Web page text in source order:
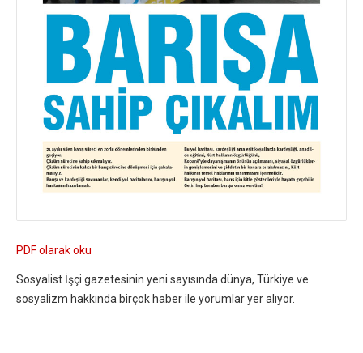
PDF olarak oku
Sosyalist İşçi gazetesinin yeni sayısında dünya, Türkiye ve
sosyalizm hakkında birçok haber ile yorumlar yer alıyor.